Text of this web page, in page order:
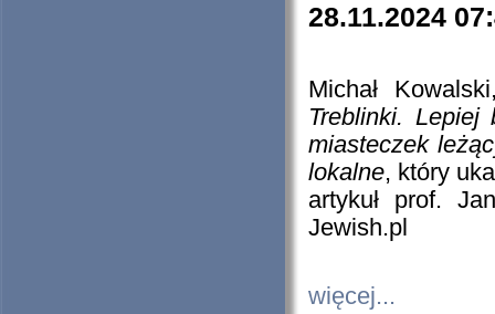
28.11.2024
Michał
Treblinki. Lepiej
miasteczek
lokalne, który
artykuł prof.
Jewish.pl
więcej...